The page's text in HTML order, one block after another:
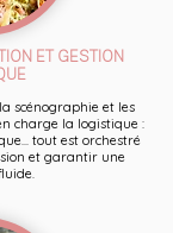
ET GESTION
scénographie et les
charge la logistique :
tout est orchestré
et garantir une